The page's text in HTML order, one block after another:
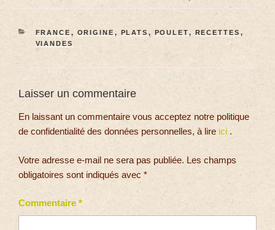
FRANCE , ORIGINE , PLATS , POULET, RECETTES ,
VIANDES
Laisser un commentaire
En laissant un commentaire vous acceptez notre politique
de confidentialité des données personnelles, à lire ici .
Votre adresse e-mail ne sera pas publiée. Les champs
obligatoires sont indiqués avec *
Commentaire *